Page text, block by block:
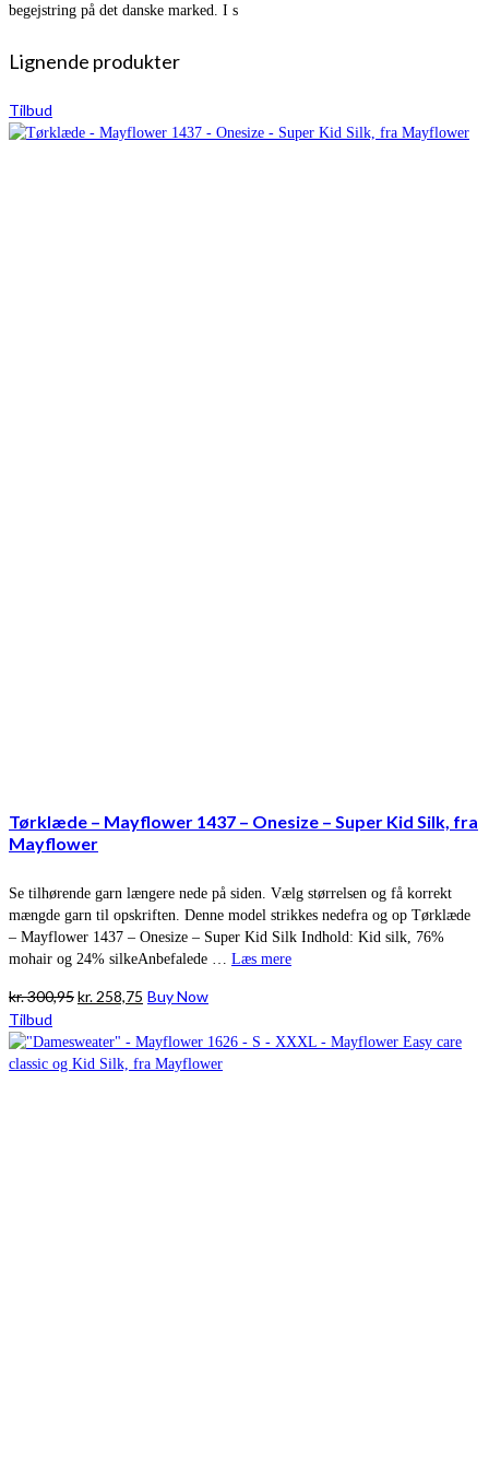
begejstring på det danske marked. I s
Lignende produkter
Tilbud
Tørklæde – Mayflower 1437 – Onesize – Super Kid Silk, fra
Mayflower
Se tilhørende garn længere nede på siden. Vælg størrelsen og få korrekt
mængde garn til opskriften. Denne model strikkes nedefra og op Tørklæde
– Mayflower 1437 – Onesize – Super Kid Silk Indhold: Kid silk, 76%
mohair og 24% silkeAnbefalede … Læs mere
kr.300,95Den
pris
var:
kr.258,75 Den
pris
er:
Buy Now
Tilbud